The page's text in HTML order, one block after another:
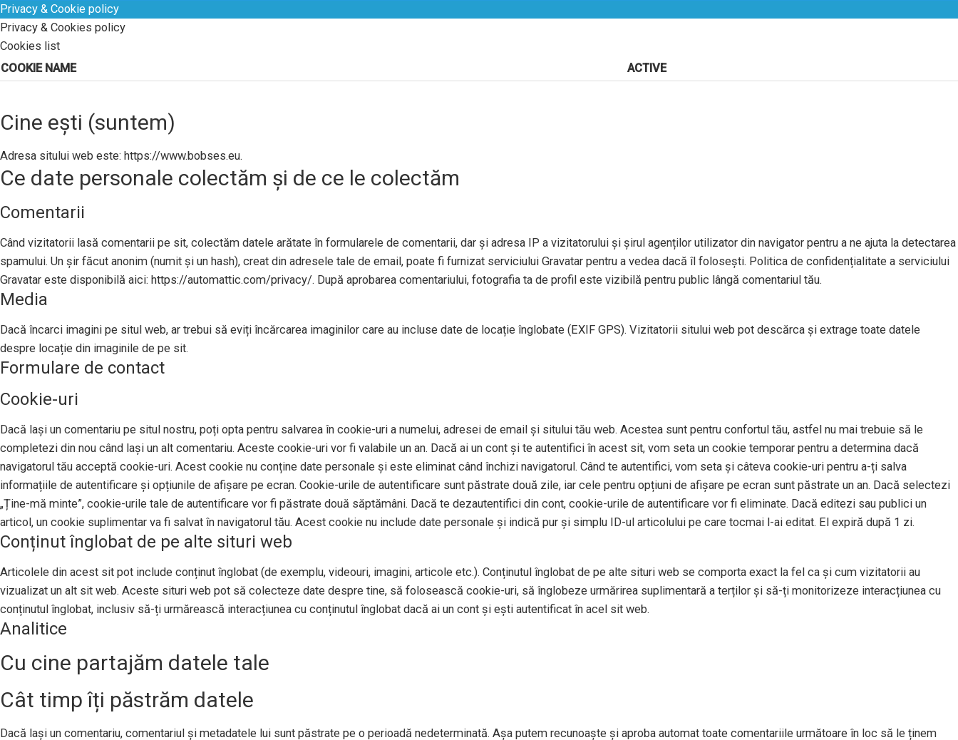
Privacy & Cookie policy
Privacy & Cookies policy
Cookies list
COOKIE NAME
ACTIVE
Cine ești (suntem)
Adresa sitului web este: https://www.bobses.eu.
Ce date personale colectăm și de ce le colectăm
Comentarii
Când vizitatorii lasă comentarii pe sit, colectăm datele arătate în formularele de comentarii, dar și adresa IP a vizitatorului și șirul agenților utilizator din navigator pentru a ne ajuta la detectarea
spamului. Un șir făcut anonim (numit și un hash), creat din adresele tale de email, poate fi furnizat serviciului Gravatar pentru a vedea dacă îl folosești. Politica de confidențialitate a serviciului
Gravatar este disponibilă aici: https://automattic.com/privacy/. După aprobarea comentariului, fotografia ta de profil este vizibilă pentru public lângă comentariul tău.
Media
Dacă încarci imagini pe situl web, ar trebui să eviți încărcarea imaginilor care au incluse date de locație înglobate (EXIF GPS). Vizitatorii sitului web pot descărca și extrage toate datele
despre locație din imaginile de pe sit.
Formulare de contact
Cookie-uri
Dacă lași un comentariu pe situl nostru, poți opta pentru salvarea în cookie-uri a numelui, adresei de email și sitului tău web. Acestea sunt pentru confortul tău, astfel nu mai trebuie să le
completezi din nou când lași un alt comentariu. Aceste cookie-uri vor fi valabile un an. Dacă ai un cont și te autentifici în acest sit, vom seta un cookie temporar pentru a determina dacă
navigatorul tău acceptă cookie-uri. Acest cookie nu conține date personale și este eliminat când închizi navigatorul. Când te autentifici, vom seta și câteva cookie-uri pentru a-ți salva
informațiile de autentificare și opțiunile de afișare pe ecran. Cookie-urile de autentificare sunt păstrate două zile, iar cele pentru opțiuni de afișare pe ecran sunt păstrate un an. Dacă selectezi
„Ține-mă minte”, cookie-urile tale de autentificare vor fi păstrate două săptămâni. Dacă te dezautentifici din cont, cookie-urile de autentificare vor fi eliminate. Dacă editezi sau publici un
articol, un cookie suplimentar va fi salvat în navigatorul tău. Acest cookie nu include date personale și indică pur și simplu ID-ul articolului pe care tocmai l-ai editat. El expiră după 1 zi.
Conținut înglobat de pe alte situri web
Articolele din acest sit pot include conținut înglobat (de exemplu, videouri, imagini, articole etc.). Conținutul înglobat de pe alte situri web se comporta exact la fel ca și cum vizitatorii au
vizualizat un alt sit web. Aceste situri web pot să colecteze date despre tine, să folosească cookie-uri, să înglobeze urmărirea suplimentară a terților și să-ți monitorizeze interacțiunea cu
conținutul înglobat, inclusiv să-ți urmărească interacțiunea cu conținutul înglobat dacă ai un cont și ești autentificat în acel sit web.
Analitice
Cu cine partajăm datele tale
Cât timp îți păstrăm datele
Dacă lași un comentariu, comentariul și metadatele lui sunt păstrate pe o perioadă nedeterminată. Așa putem recunoaște și aproba automat toate comentariile următoare în loc să le ținem